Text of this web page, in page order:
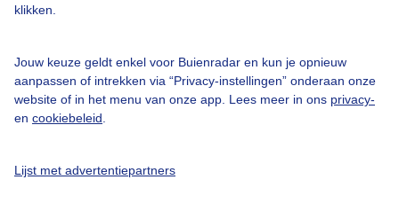
klikken.
Jouw keuze geldt enkel voor Buienradar en kun je opnieuw
aanpassen of intrekken via “Privacy-instellingen” onderaan onze
website of in het menu van onze app. Lees meer in ons privacy-
en cookiebeleid
Lijst met advertentiepartners
Adverteren
Privacy beleid
Cookie beleid
Gratis weerdata